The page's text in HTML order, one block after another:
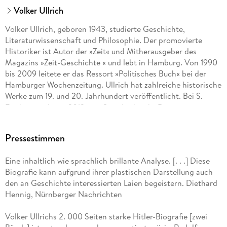
Volker Ullrich
Volker Ullrich, geboren 1943, studierte Geschichte,
Literaturwissenschaft und Philosophie. Der promovierte
Historiker ist Autor der »Zeit« und Mitherausgeber des
Magazins »Zeit-Geschichte « und lebt in Hamburg. Von 1990
bis 2009 leitete er das Ressort »Politisches Buch« bei der
Hamburger Wochenzeitung. Ullrich hat zahlreiche historische
Werke zum 19. und 20. Jahrhundert veröffentlicht. Bei S.
Fischer erscheint 2013 sein Standardwerk »Die nervöse
publizistisches Wirken wurde er mit dem Alfred-Kerr- Preis
Jena ausgezeichnet.
Literaturpreise:
Jena
Pressestimmen
Eine inhaltlich wie sprachlich brillante Analyse. [. . .] Diese
Biografie kann aufgrund ihrer plastischen Darstellung auch
den an Geschichte interessierten Laien begeistern. Diethard
Hennig, Nürnberger Nachrichten
Volker Ullrichs 2. 000 Seiten starke Hitler-Biografie [zwei